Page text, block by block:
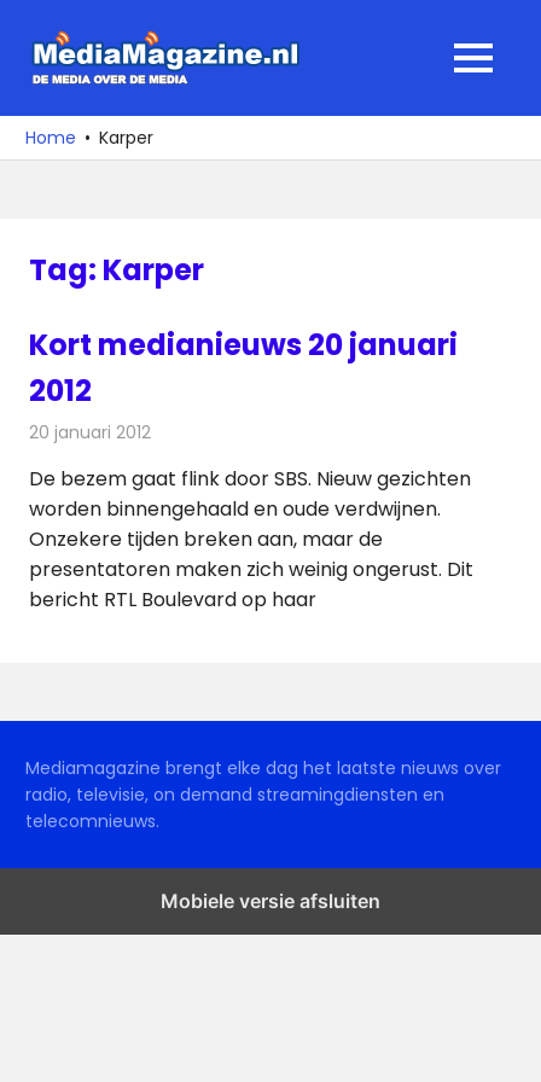
naar
media
over
MENU
Home Karper
Tag: Karper
Kort medianieuws 20 januari
2012
20 januari 2012
De bezem gaat flink door SBS. Nieuw gezichten
worden binnengehaald en oude verdwijnen.
Onzekere tijden breken aan, maar de
presentatoren maken zich weinig ongerust. Dit
bericht RTL Boulevard op haar
Mediamagazine brengt elke dag het laatste nieuws over
radio, televisie, on demand streamingdiensten en
telecomnieuws.
Mobiele versie afsluiten